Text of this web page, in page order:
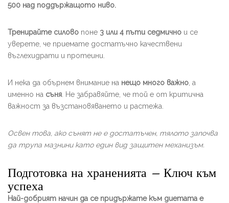
500 над поддържащото ниво.
Тренирайте силово поне 3 или 4 пъти седмично и се
уверете, че приемате достатъчно качествени
въглехидрати и протеини.
И нека да обърнем внимание на нещо много важно , а
именно на съня . Не забравяйте, че той е от критична
важност за възстановяването и растежа.
Освен това, ако сънят не е достатъчен, тялото започва
да трупа мазнини като един вид защитен механизъм.
Подготовка на храненията – Ключ към
успеха
Най-добрият начин да се придържате към диетата е